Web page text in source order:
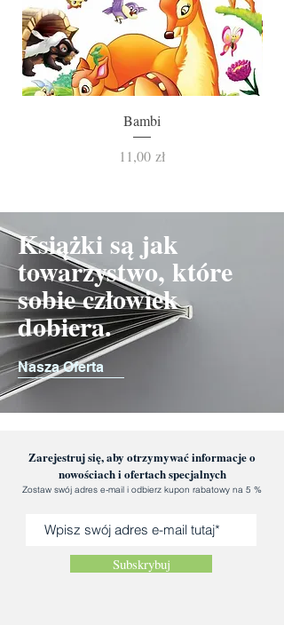
Bambi
Cena
11,00 zł
Książki są jak
towarzystwo, które
sobie człowiek
dobiera.
Nasza Oferta
Zarejestruj się, aby otrzymywać informacje o
nowościach i ofertach specjalnych
Zostaw swój adres e-mail i odbierz kupon rabatowy na 5 %
Subskrybuj